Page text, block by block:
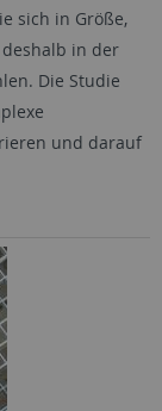
sich in Größe,
in der
Die Studie
und darauf